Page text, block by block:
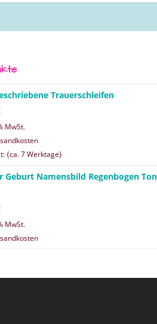
Trauerschleifen
MwSt.
{ca. 7 Werktage}
Geburt Namensbild Regenbogen
MwSt.